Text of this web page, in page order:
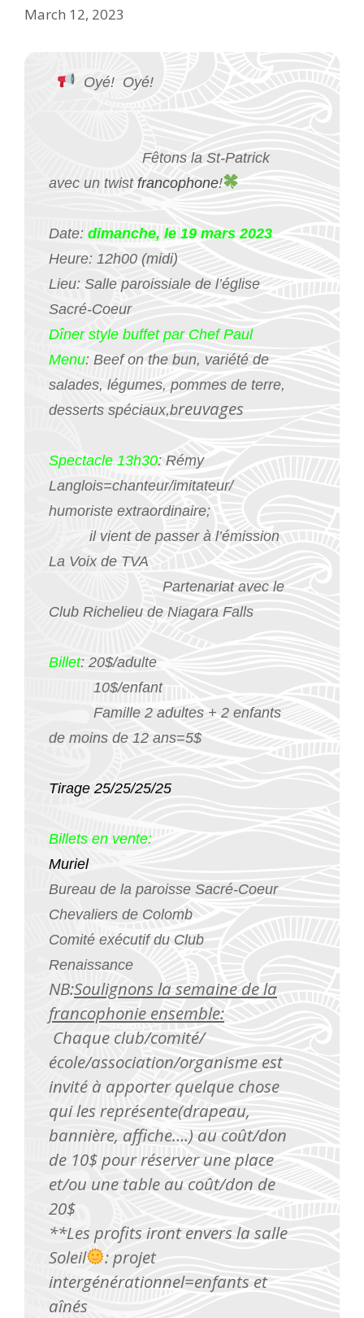
March 12, 2023
Oyé! Oyé!
Fêtons la St-Patrick
avec un twist francophone!
Date: dimanche, le 19 mars 2023
Heure: 12h00 (midi)
Lieu: Salle paroissiale de l’église
Sacré-Coeur
Dîner style buffet par Chef Paul
Menu: Beef on the bun, variété de
salades, légumes, pommes de terre,
desserts spéciaux,breuvages
Spectacle 13h30: Rémy
Langlois=chanteur/imitateur/
humoriste extraordinaire;
il vient de passer à l’émission
La Voix de TVA
Partenariat avec le
Club Richelieu de Niagara Falls
Billet: 20$/adulte
10$/enfant
Famille 2 adultes + 2 enfants
de moins de 12 ans=5$
Tirage 25/25/25/25
Billets en vente:
Muriel
Bureau de la paroisse Sacré-Coeur
Chevaliers de Colomb
Comité exécutif du Club
Renaissance
NB:Soulignons la semaine de la
francophonie ensemble:
Chaque club/comité/
école/association/organisme est
invité à apporter quelque chose
qui les représente(drapeau,
bannière, affiche….) au coût/don
de 10$ pour réserver une place
et/ou une table au coût/don de
20$
**Les profits iront envers la salle
Soleil
: projet
intergénérationnel=enfants et
aînés